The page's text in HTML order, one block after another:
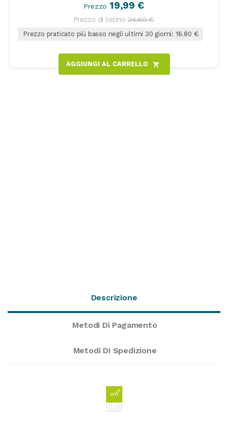
Prezzo 19,99 €
Prezzo di listino 24,60 €
Prezzo praticato più basso negli ultimi 30 giorni: 16.80 €
AGGIUNGI AL CARRELLO shopping_cart
Descrizione
Metodi Di Pagamento
Metodi Di Spedizione